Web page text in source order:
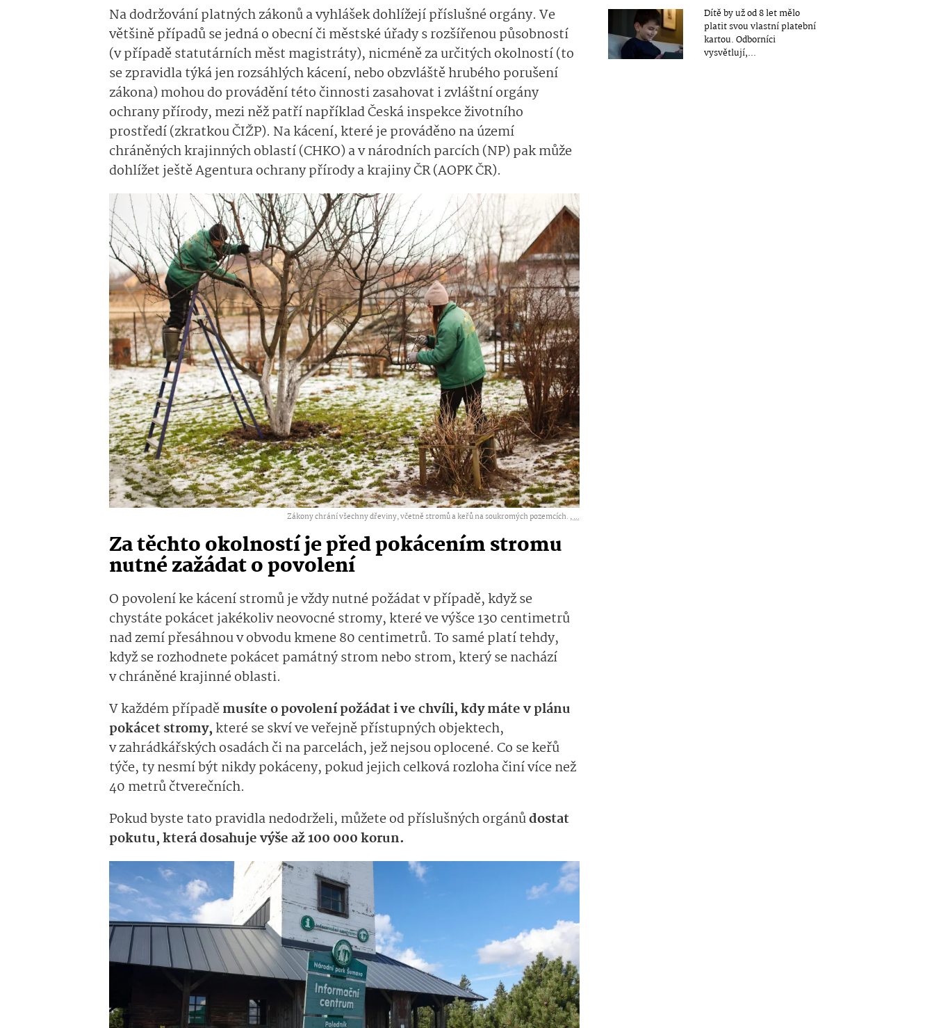
Na dodržování platných zákonů a vyhlášek dohlížejí příslušné orgány. Ve
většině případů se jedná o obecní či městské úřady s rozšířenou působností
(v případě statutárních měst magistráty), nicméně za určitých okolností (to
se zpravidla týká jen rozsáhlých kácení, nebo obzvláště hrubého porušení
zákona) mohou do provádění této činnosti zasahovat i zvláštní orgány
ochrany přírody, mezi něž patří například Česká inspekce životního
prostředí (zkratkou ČIŽP). Na kácení, které je prováděno na území
chráněných krajinných oblastí (CHKO) a v národních parcích (NP) pak může
dohlížet ještě Agentura ochrany přírody a krajiny ČR (AOPK ČR).
Zákony chrání všechny dřeviny, včetně stromů a keřů na soukromých pozemcích. ,...
Za těchto okolností je před pokácením stromu
nutné zažádat o povolení
O povolení ke kácení stromů je vždy nutné požádat v případě, když se
chystáte pokácet jakékoliv neovocné stromy, které ve výšce 130 centimetrů
nad zemí přesáhnou v obvodu kmene 80 centimetrů. To samé platí tehdy,
když se rozhodnete pokácet památný strom nebo strom, který se nachází
v chráněné krajinné oblasti.
V každém případěmusíte o povolení požádat i ve chvíli, kdy máte v plánu
pokácet stromy,které se skví ve veřejně přístupných objektech,
v zahrádkářských osadách či na parcelách, jež nejsou oplocené. Co se keřů
týče, ty nesmí být nikdy pokáceny, pokud jejich celková rozloha činí více než
40 metrů čtverečních.
Pokud byste tato pravidla nedodrželi, můžete od příslušných orgánůdostat
pokutu, která dosahuje výše až 100 000 korun.
Dítě by už od 8 let mělo
platit svou vlastní platební
kartou. Odborníci
vysvětlují,...